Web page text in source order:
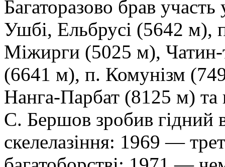
Багаторазово брав
Ушбі, Ельбрусі (5642 м),
Міжирги (5025 м),
(6641 м), п. Комунізм
Нанга-Парбат (8125 м) та
С. Бершов зробив гідний
скелелазіння: 1969 —